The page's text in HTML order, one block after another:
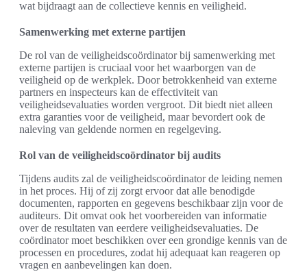
wat bijdraagt aan de collectieve kennis en veiligheid.
Samenwerking met externe partijen
De rol van de veiligheidscoördinator bij samenwerking met
externe partijen is cruciaal voor het waarborgen van de
veiligheid op de werkplek. Door betrokkenheid van externe
partners en inspecteurs kan de effectiviteit van
veiligheidsevaluaties worden vergroot. Dit biedt niet alleen
extra garanties voor de veiligheid, maar bevordert ook de
naleving van geldende normen en regelgeving.
Rol van de veiligheidscoördinator bij audits
Tijdens audits zal de veiligheidscoördinator de leiding nemen
in het proces. Hij of zij zorgt ervoor dat alle benodigde
documenten, rapporten en gegevens beschikbaar zijn voor de
auditeurs. Dit omvat ook het voorbereiden van informatie
over de resultaten van eerdere veiligheidsevaluaties. De
coördinator moet beschikken over een grondige kennis van de
processen en procedures, zodat hij adequaat kan reageren op
vragen en aanbevelingen kan doen.